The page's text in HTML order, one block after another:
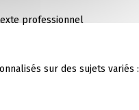
professionnel
sur des sujets variés :